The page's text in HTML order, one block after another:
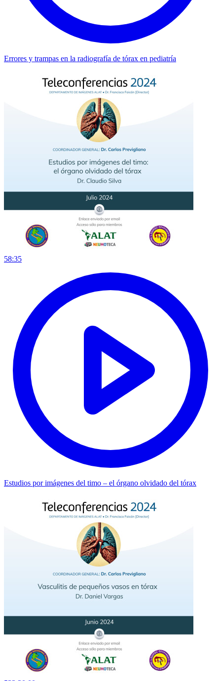
Errores y trampas en la radiografía de tórax en pediatría
58:35
Estudios por imágenes del timo – el órgano olvidado del tórax